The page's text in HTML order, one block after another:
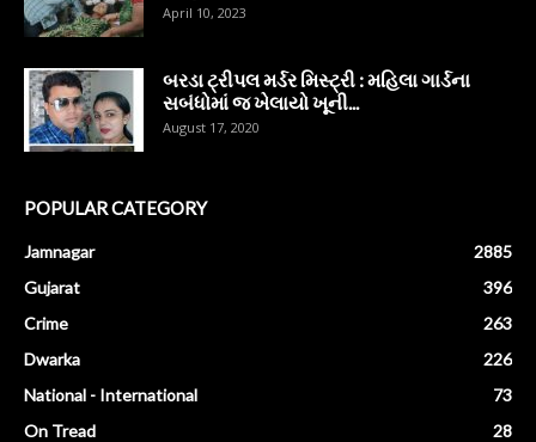
April 10, 2023
બરડા ટ્રીપલ મર્ડર મિસ્ટ્રી : મહિલા ગાર્ડના
સબંધોમાં જ ખેલાયો ખૂની...
August 17, 2020
POPULAR CATEGORY
Jamnagar
2885
Gujarat
396
Crime
263
Dwarka
226
National - International
73
On Tread
28